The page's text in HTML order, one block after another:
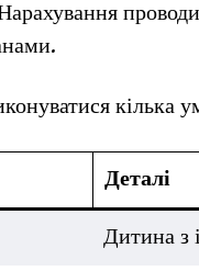
кілька
Деталі
Дитина з